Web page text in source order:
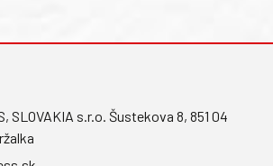
SLOVAKIA s.r.o. Šustekova 8, 851 04